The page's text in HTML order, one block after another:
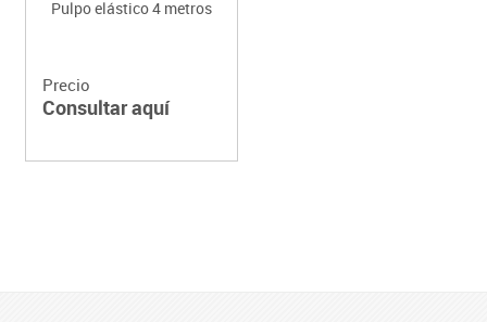
Pulpo elástico 4 metros
Precio
Consultar aquí